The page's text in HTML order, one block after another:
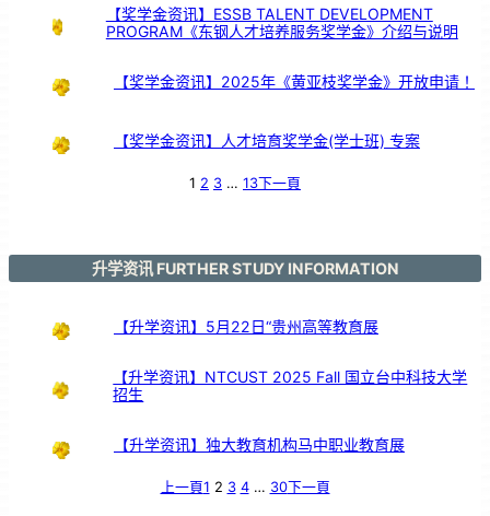
【奖学金资讯】ESSB TALENT DEVELOPMENT
PROGRAM《东钢人才培养服务奖学金》介绍与说明
【奖学金资讯】2025年《黄亚枝奖学金》开放申请！
【奖学金资讯】人才培育奖学金(学士班) 专案
1 2 3 … 13下一頁
升学资讯 FURTHER STUDY INFORMATION
【升学资讯】5月22日“贵州高等教育展
【升学资讯】NTCUST 2025 Fall 国立台中科技大学
招生
【升学资讯】独大教育机构马中职业教育展
上一頁1 2 3 4 … 30下一頁